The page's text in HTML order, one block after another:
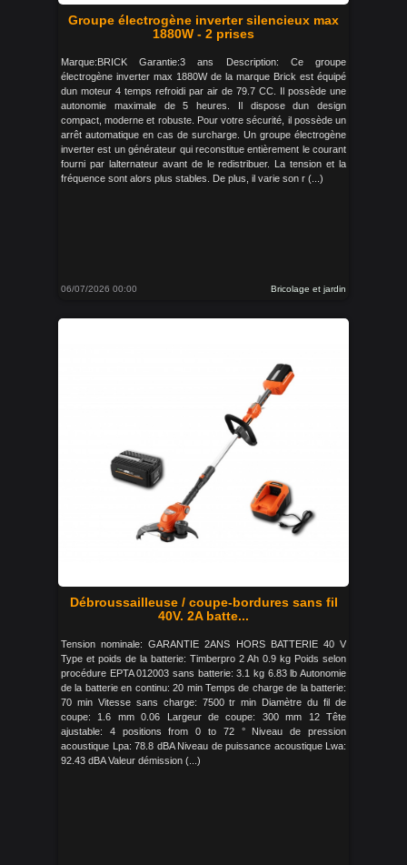
Groupe électrogène inverter silencieux max
1880W - 2 prises
Marque:BRICK Garantie:3 ans Description: Ce groupe
électrogène inverter max 1880W de la marque Brick est équipé
dun moteur 4 temps refroidi par air de 79.7 CC. Il possède une
autonomie maximale de 5 heures. Il dispose dun design
compact, moderne et robuste. Pour votre sécurité, il possède un
arrêt automatique en cas de surcharge. Un groupe électrogène
inverter est un générateur qui reconstitue entièrement le courant
fourni par lalternateur avant de le redistribuer. La tension et la
fréquence sont alors plus stables. De plus, il varie son r (...)
06/07/2026 00:00 Bricolage et jardin
Débroussailleuse / coupe-bordures sans fil
40V. 2A batte...
Tension nominale: GARANTIE 2ANS HORS BATTERIE 40 V
Type et poids de la batterie: Timberpro 2 Ah 0.9 kg Poids selon
procédure EPTA 012003 sans batterie: 3.1 kg 6.83 lb Autonomie
de la batterie en continu: 20 min Temps de charge de la batterie:
70 min Vitesse sans charge: 7500 tr min Diamètre du fil de
coupe: 1.6 mm 0.06 Largeur de coupe: 300 mm 12 Tête
ajustable: 4 positions from 0 to 72 ° Niveau de pression
acoustique Lpa: 78.8 dBA Niveau de puissance acoustique Lwa:
92.43 dBA Valeur démission (...)